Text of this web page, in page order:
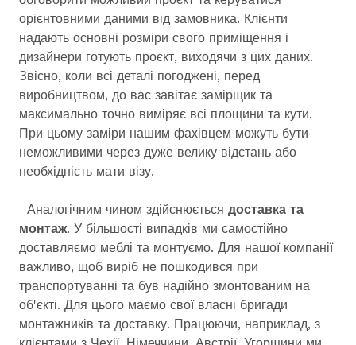
орієнтовними даними від замовника. Клієнти
надають основні розміри свого приміщення і
дизайнери готують проєкт, виходячи з цих даних.
Звісно, ​​коли всі деталі погоджені, перед
виробництвом, до вас завітає замірщик та
максимально точно виміряє всі площини та кути.
При цьому заміри нашим фахівцем можуть бути
неможливими через дуже велику відстань або
необхідність мати візу.
Аналогічним чином здійснюється доставка та
монтаж. У більшості випадків ми самостійно
доставляємо меблі та монтуємо. Для нашої компанії
важливо, щоб виріб не пошкодився при
транспортуванні та був надійно змонтованим на
об'єкті. Для цього маємо свої власні бригади
монтажників та доставку. Працюючи, наприклад, з